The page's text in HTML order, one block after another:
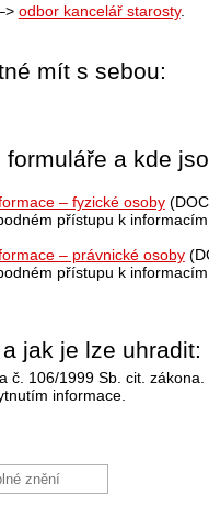
odbor kancelář starosty.
mít s sebou:
a kde
– fyzické osoby
přístupu k
– právnické osoby
přístupu k
jak je lze uhradit:
č. 106/1999 Sb. cit. zákona.
informace.
znění